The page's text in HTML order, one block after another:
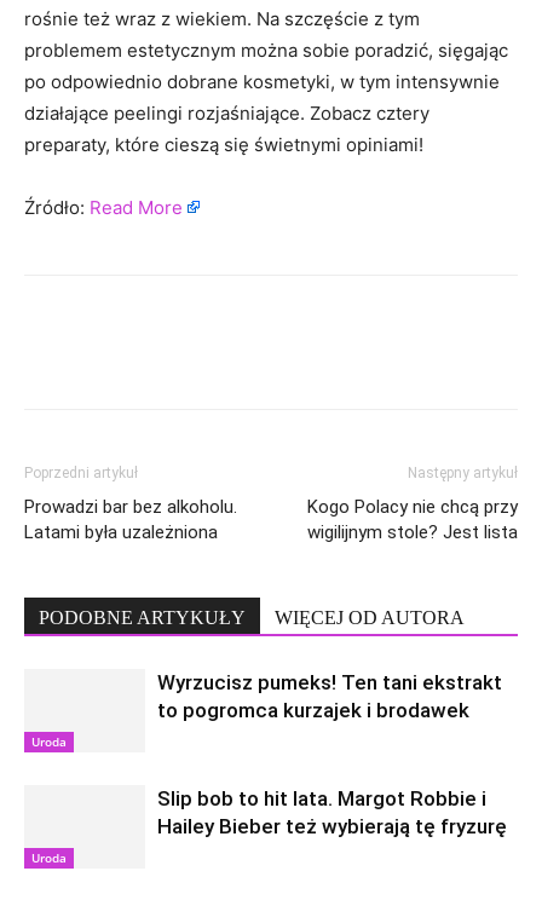
rośnie też wraz z wiekiem. Na szczęście z tym
problemem estetycznym można sobie poradzić, sięgając
po odpowiednio dobrane kosmetyki, w tym intensywnie
działające peelingi rozjaśniające. Zobacz cztery
preparaty, które cieszą się świetnymi opiniami!
Źródło: Read More
Poprzedni artykuł
Prowadzi bar bez alkoholu.
Latami była uzależniona
Następny artykuł
Kogo Polacy nie chcą przy
wigilijnym stole? Jest lista
PODOBNE ARTYKUŁY WIĘCEJ OD AUTORA
Uroda
Wyrzucisz pumeks! Ten tani ekstrakt
to pogromca kurzajek i brodawek
Uroda
Slip bob to hit lata. Margot Robbie i
Hailey Bieber też wybierają tę fryzurę